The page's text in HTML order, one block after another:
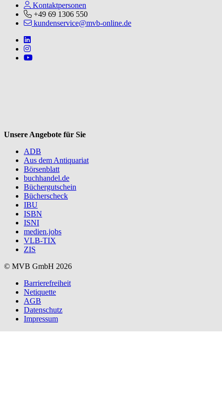
Kontaktpersonen
+49 69 1306 550
kundenservice@mvb-online.de
Follow us on https://www.linkedin.com/company/mvbbooks
Follow us on https://www.instagram.com/lifeatmvb/
Follow us on https://www.youtube.com/@mvbbooks
Unsere Angebote für Sie
ADB
Aus dem Antiquariat
Börsenblatt
buchhandel.de
Büchergutschein
Bücherscheck
IBU
ISBN
ISNI
medien.jobs
VLB-TIX
ZIS
© MVB GmbH 2026
Barrierefreiheit
Netiquette
AGB
Datenschutz
Impressum